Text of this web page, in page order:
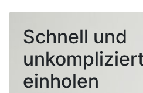
Schnell und
einholen